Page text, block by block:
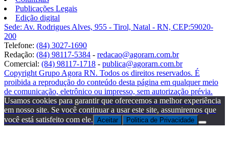
Publicações Legais
Edição digital
Sede: Av. Rodrigues Alves, 955 - Tirol, Natal - RN, CEP:59020-
200
Telefone: (84) 3027-1690
Redação: (84) 98117-5384 - redacao@agorarn.com.br
Comercial: (84) 98117-1718 - publica@agorarn.com.br
Copyright Grupo Agora RN. Todos os direitos reservados. É
proibida a reprodução do conteúdo desta página em qualquer meio
de comunicação, eletrônico ou impresso, sem autorização prévia.
Usamos cookies para garantir que oferecemos a melhor experiência
em nosso site. Se você continuar a usar este site, assumiremos que
você está satisfeito com ele. Aceitar Politica de Privacidade